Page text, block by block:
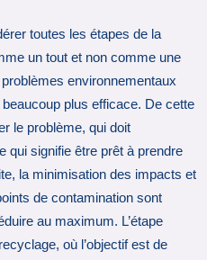
toutes les étapes de la
un tout et non comme une
environnementaux
plus efficace. De cette
le problème, qui doit
qui signifie être prêt à prendre
la minimisation des impacts et
de contamination sont
au maximum. L’étape
où l’objectif est de